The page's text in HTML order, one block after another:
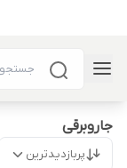
جاروبرقی
پربازدیدترین